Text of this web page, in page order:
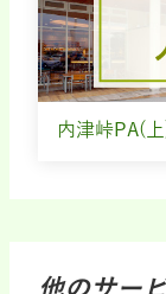
内津峠PA(
他のサー